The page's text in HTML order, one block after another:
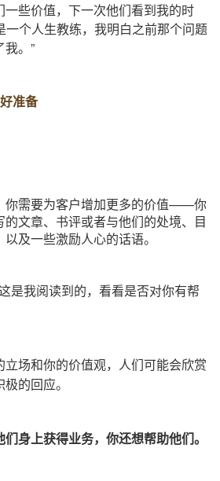
些价值，下一次他们看到我的时
个人生教练，我明白之前那个问题
。”
准备
你需要为客户增加更多的价值——你
文章、书评或者与他们的处境、目
及一些激励人心的话语。
是我阅读到的，看看是否对你有帮
立场和你的价值观，人们可能会欣赏
的回应。
身上获得业务，你还想帮助他们。